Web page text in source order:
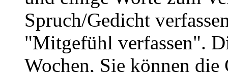
Spruch/Gedicht
"Mitgefühl verfassen".
Wochen, Sie können die